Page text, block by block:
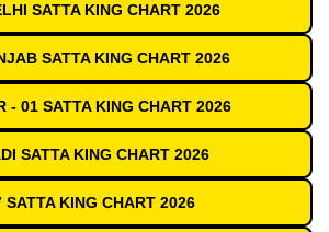
SATTA KING CHART 2026
SATTA KING CHART 2026
- 01 SATTA KING CHART 2026
SATTA KING CHART 2026
SATTA KING CHART 2026